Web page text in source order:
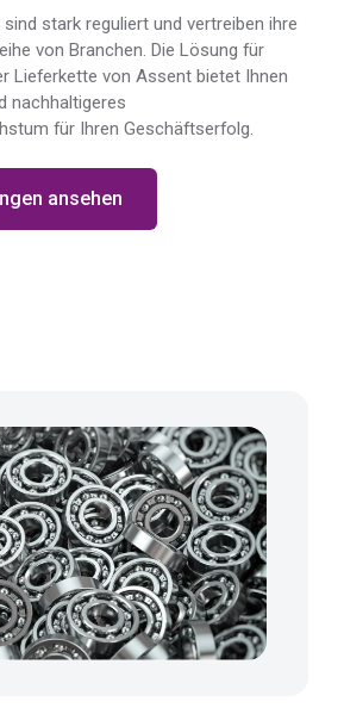
stark reguliert und vertreiben ihre
von Branchen. Die Lösung für
Lieferkette von Assent bietet Ihnen
nachhaltigeres
für Ihren Geschäftserfolg.
ansehen